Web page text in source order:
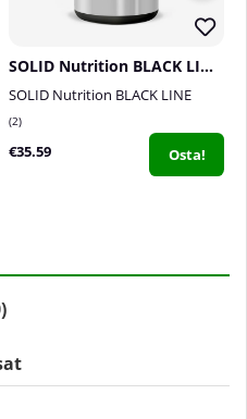
SOLID Nutrition BLACK LINE Knock Out, 90 mega caps
SOLID Nutrition BLACK LINE
2
€35.59 Osta!
)